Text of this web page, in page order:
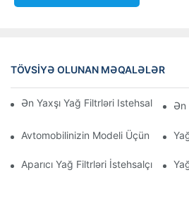
TÖVSIYƏ OLUNAN MƏQALƏLƏR
Ən Yaxşı Yağ Filtrləri Istehsal EdənƏn
Avtomobilinizin Modeli Üçün
Aparıcı Yağ Filtrləri İstehsalçılarına